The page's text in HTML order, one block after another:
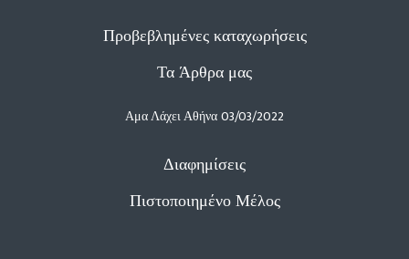
Προβεβλημένες καταχωρήσεις
Τα Άρθρα μας
Αμα Λάχει Αθήνα03/03/2022
Διαφημίσεις
Πιστοποιημένο Μέλος